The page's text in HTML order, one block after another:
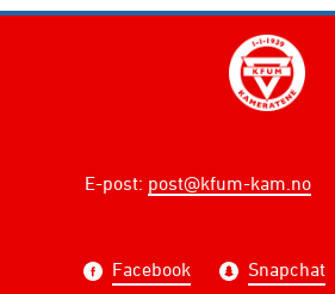
E-post: post@kfum-kam.no
Facebook Snapchat